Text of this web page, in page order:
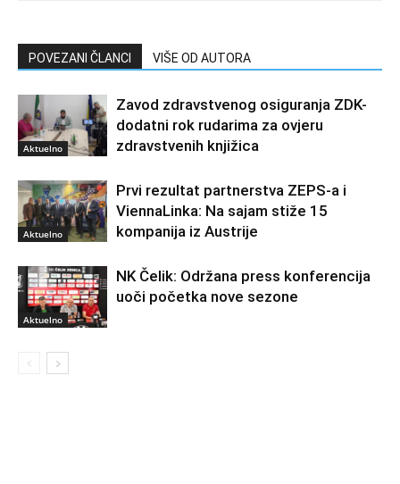
POVEZANI ČLANCI VIŠE OD AUTORA
Aktuelno
Zavod zdravstvenog osiguranja ZDK-
dodatni rok rudarima za ovjeru
zdravstvenih knjižica
Aktuelno
Prvi rezultat partnerstva ZEPS-a i
ViennaLinka: Na sajam stiže 15
kompanija iz Austrije
Aktuelno
NK Čelik: Održana press konferencija
uoči početka nove sezone